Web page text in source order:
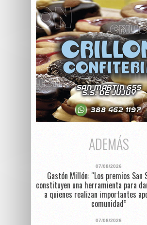
ADEMÁS
07/08/2026
Gastón Millón: “Los premios San
constituyen una herramienta para
a quienes realizan importantes
comunidad”
07/08/2026